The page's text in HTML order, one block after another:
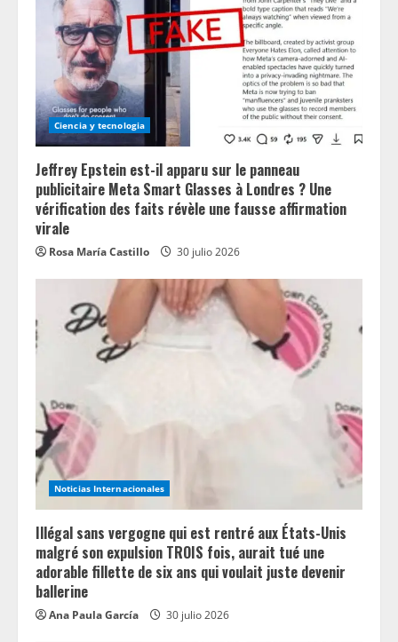
Ciencia y tecnologia
Jeffrey Epstein est-il apparu sur le panneau
publicitaire Meta Smart Glasses à Londres ? Une
vérification des faits révèle une fausse affirmation
virale
Rosa María Castillo 30 julio 2026
Noticias Internacionales
Illégal sans vergogne qui est rentré aux États-Unis
malgré son expulsion TROIS fois, aurait tué une
adorable fillette de six ans qui voulait juste devenir
ballerine
Ana Paula García 30 julio 2026